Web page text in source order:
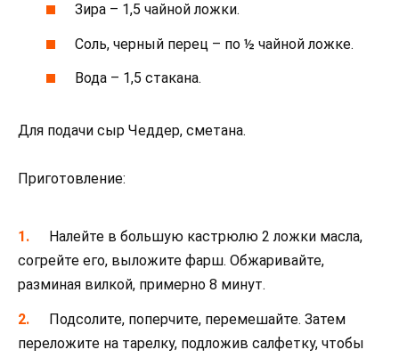
Зира – 1,5 чайной ложки.
Соль, черный перец – по ½ чайной ложке.
Вода – 1,5 стакана.
Для подачи сыр Чеддер, сметана.
Приготовление:
Налейте в большую кастрюлю 2 ложки масла,
согрейте его, выложите фарш. Обжаривайте,
разминая вилкой, примерно 8 минут.
Подсолите, поперчите, перемешайте. Затем
переложите на тарелку, подложив салфетку, чтобы